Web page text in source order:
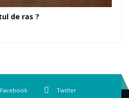
Facebook Twitter